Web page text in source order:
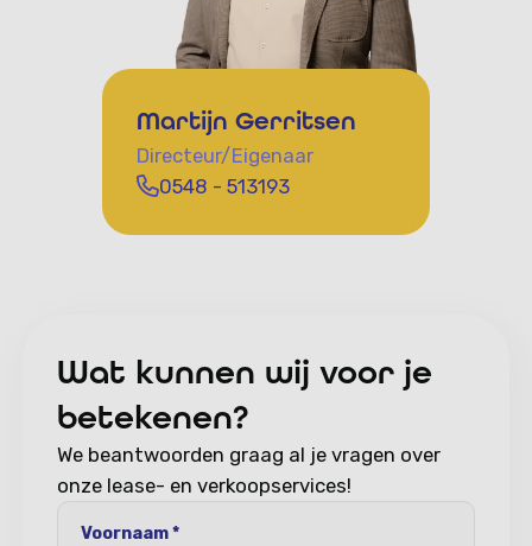
Martijn Gerritsen
Directeur/Eigenaar
0548 - 513193
Wat kunnen wij voor je
betekenen?
We beantwoorden graag al je vragen over
onze lease- en verkoopservices!
Voornaam *